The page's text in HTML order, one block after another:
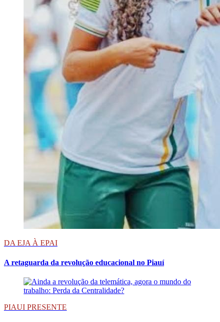
DA EJA À EPAI
A retaguarda da revolução educacional no Piauí
PIAUI PRESENTE